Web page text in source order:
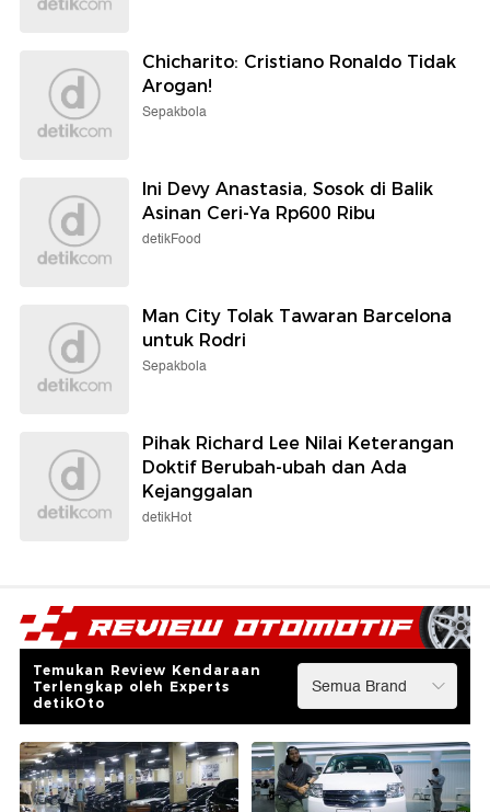
Chicharito: Cristiano Ronaldo Tidak
Arogan!
Sepakbola
Ini Devy Anastasia, Sosok di Balik
Asinan Ceri-Ya Rp600 Ribu
detikFood
Man City Tolak Tawaran Barcelona
untuk Rodri
Sepakbola
Pihak Richard Lee Nilai Keterangan
Doktif Berubah-ubah dan Ada
Kejanggalan
detikHot
Temukan Review Kendaraan
Terlengkap oleh Experts
detikOto